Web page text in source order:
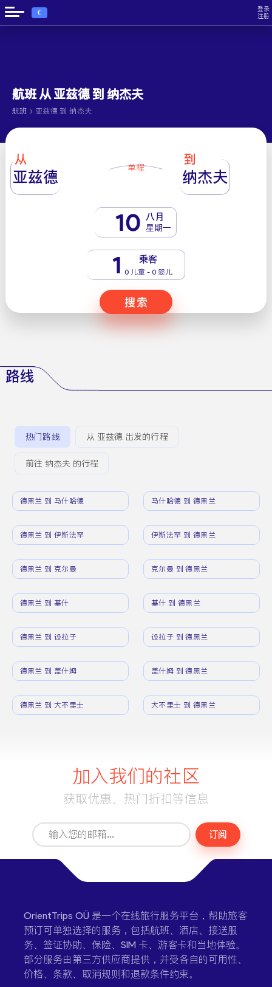
€
登录
注册
航班 从 亚兹德 到 纳杰夫
航班 › 亚兹德 到 纳杰夫
从
亚兹德 单程
到
纳杰夫
10 八月
星期一
1 乘客
0 儿童 - 0 婴儿
搜索
路线
热门路线 从 亚兹德 出发的行程
前往 纳杰夫 的行程
德黑兰 到 马什哈德 马什哈德 到 德黑兰
德黑兰 到 伊斯法罕 伊斯法罕 到 德黑兰
德黑兰 到 克尔曼 克尔曼 到 德黑兰
德黑兰 到 基什 基什 到 德黑兰
德黑兰 到 设拉子 设拉子 到 德黑兰
德黑兰 到 盖什姆 盖什姆 到 德黑兰
德黑兰 到 大不里士 大不里士 到 德黑兰
加入我们的社区
获取优惠、热门折扣等信息
订阅
OrientTrips OÜ 是一个在线旅行服务平台，帮助旅客
预订可单独选择的服务，包括航班、酒店、接送服
务、签证协助、保险、SIM 卡、游客卡和当地体验。
部分服务由第三方供应商提供，并受各自的可用性、
价格、条款、取消规则和退款条件约束。